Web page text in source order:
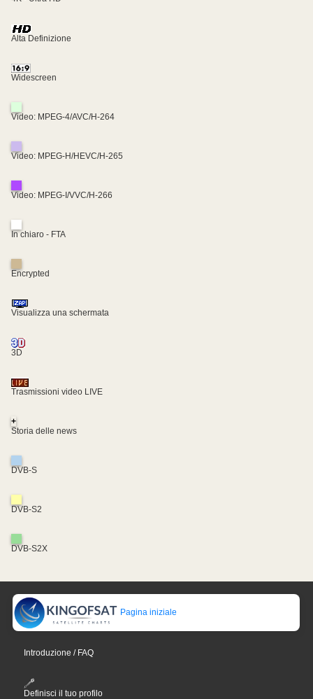
Alta Definizione
Widescreen
Video: MPEG-4/AVC/H-264
Video: MPEG-H/HEVC/H-265
Video: MPEG-I/VVC/H-266
In chiaro - FTA
Encrypted
Visualizza una schermata
3D
Trasmissioni video LIVE
+
Storia delle news
DVB-S
DVB-S2
DVB-S2X
Pagina iniziale
Introduzione / FAQ
Definisci il tuo profilo